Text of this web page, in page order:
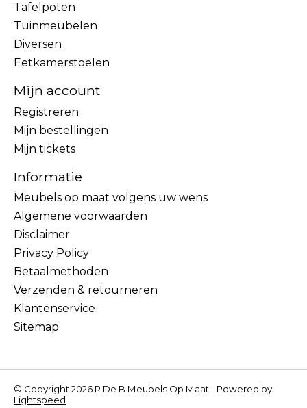
Tafelpoten
Tuinmeubelen
Diversen
Eetkamerstoelen
Mijn account
Registreren
Mijn bestellingen
Mijn tickets
Informatie
Meubels op maat volgens uw wens
Algemene voorwaarden
Disclaimer
Privacy Policy
Betaalmethoden
Verzenden & retourneren
Klantenservice
Sitemap
© Copyright 2026 R De B Meubels Op Maat - Powered by
Lightspeed